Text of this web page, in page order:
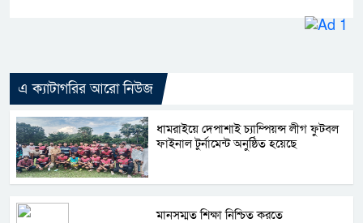
এ ক্যাটাগরির আরো নিউজ
ধামরাইয়ে দেপাশাই চ্যাম্পিয়ন্স লীগ ফুটবল
ফাইনাল টুর্নামেন্ট অনুষ্ঠিত হয়েছে
মানসম্মত শিক্ষা নিশ্চিত করতে